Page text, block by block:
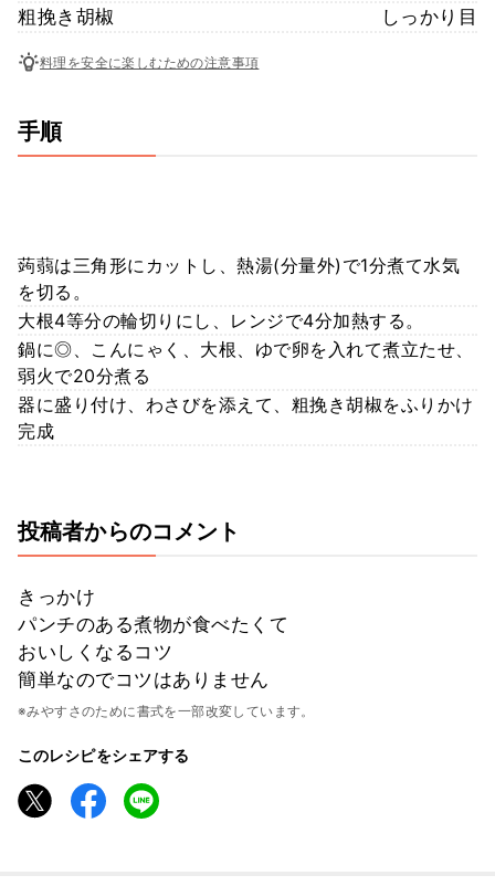
粗挽き胡椒
しっかり目
料理を安全に楽しむための注意事項
手順
蒟蒻は三角形にカットし、熱湯(分量外)で1分煮て水気
を切る。
大根4等分の輪切りにし、レンジで4分加熱する。
鍋に◎、こんにゃく、大根、ゆで卵を入れて煮立たせ、
弱火で20分煮る
器に盛り付け、わさびを添えて、粗挽き胡椒をふりかけ
完成
投稿者からのコメント
きっかけ
パンチのある煮物が食べたくて
おいしくなるコツ
簡単なのでコツはありません
※みやすさのために書式を一部改変しています。
このレシピをシェアする